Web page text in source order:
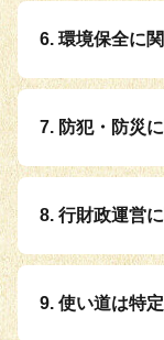
6. 環境保全に
7. 防犯・防災
8. 行財政運営
9. 使い道は特